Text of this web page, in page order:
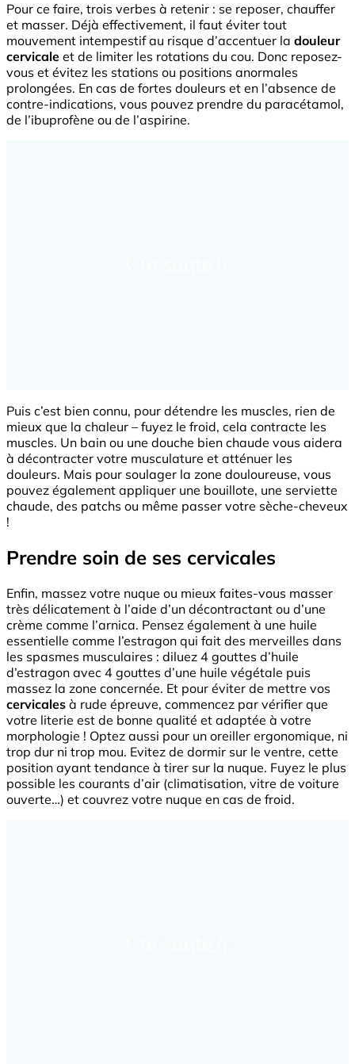
Pour ce faire, trois verbes à retenir : se reposer, chauffer
et masser. Déjà effectivement, il faut éviter tout
mouvement intempestif au risque d’accentuer la douleur
cervicale et de limiter les rotations du cou. Donc reposez-
vous et évitez les stations ou positions anormales
prolongées. En cas de fortes douleurs et en l’absence de
contre-indications, vous pouvez prendre du paracétamol,
de l’ibuprofène ou de l’aspirine.
Puis c’est bien connu, pour détendre les muscles, rien de
mieux que la chaleur – fuyez le froid, cela contracte les
muscles. Un bain ou une douche bien chaude vous aidera
à décontracter votre musculature et atténuer les
douleurs. Mais pour soulager la zone douloureuse, vous
pouvez également appliquer une bouillote, une serviette
chaude, des patchs ou même passer votre sèche-cheveux
!
Prendre soin de ses cervicales
Enfin, massez votre nuque ou mieux faites-vous masser
très délicatement à l’aide d’un décontractant ou d’une
crème comme l’arnica. Pensez également à une huile
essentielle comme l’estragon qui fait des merveilles dans
les spasmes musculaires : diluez 4 gouttes d’huile
d’estragon avec 4 gouttes d’une huile végétale puis
massez la zone concernée. Et pour éviter de mettre vos
cervicales à rude épreuve, commencez par vérifier que
votre literie est de bonne qualité et adaptée à votre
morphologie ! Optez aussi pour un oreiller ergonomique, ni
trop dur ni trop mou. Evitez de dormir sur le ventre, cette
position ayant tendance à tirer sur la nuque. Fuyez le plus
possible les courants d’air (climatisation, vitre de voiture
ouverte…) et couvrez votre nuque en cas de froid.